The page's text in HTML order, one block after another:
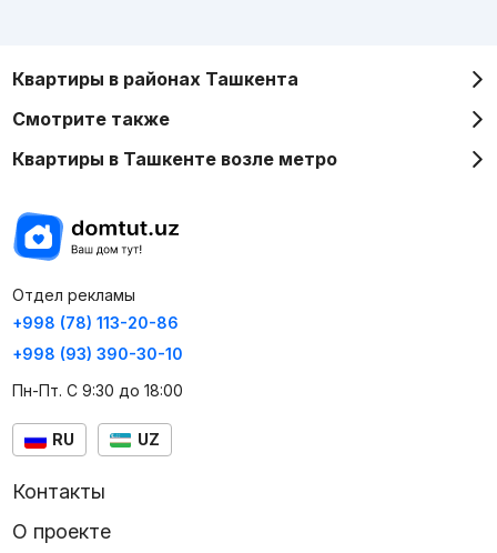
Квартиры в районах Ташкента
Смотрите также
Квартиры в Ташкенте возле метро
Отдел рекламы
+998 (78) 113-20-86
+998 (93) 390-30-10
Пн-Пт. С 9:30 до 18:00
RU UZ
Контакты
О проекте